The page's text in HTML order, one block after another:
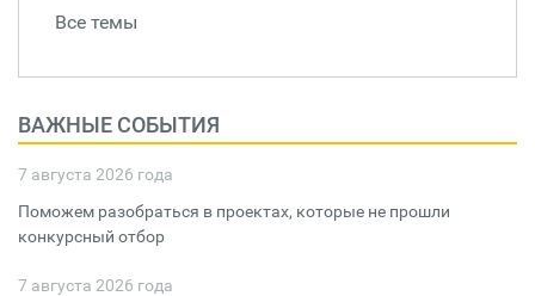
Все темы
ВАЖНЫЕ СОБЫТИЯ
7 августа 2026 года
Поможем разобраться в проектах, которые не прошли
конкурсный отбор
7 августа 2026 года